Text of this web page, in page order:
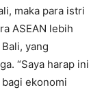
maka para istri
ASEAN lebih
yang
“Saya harap ini
ekonomi